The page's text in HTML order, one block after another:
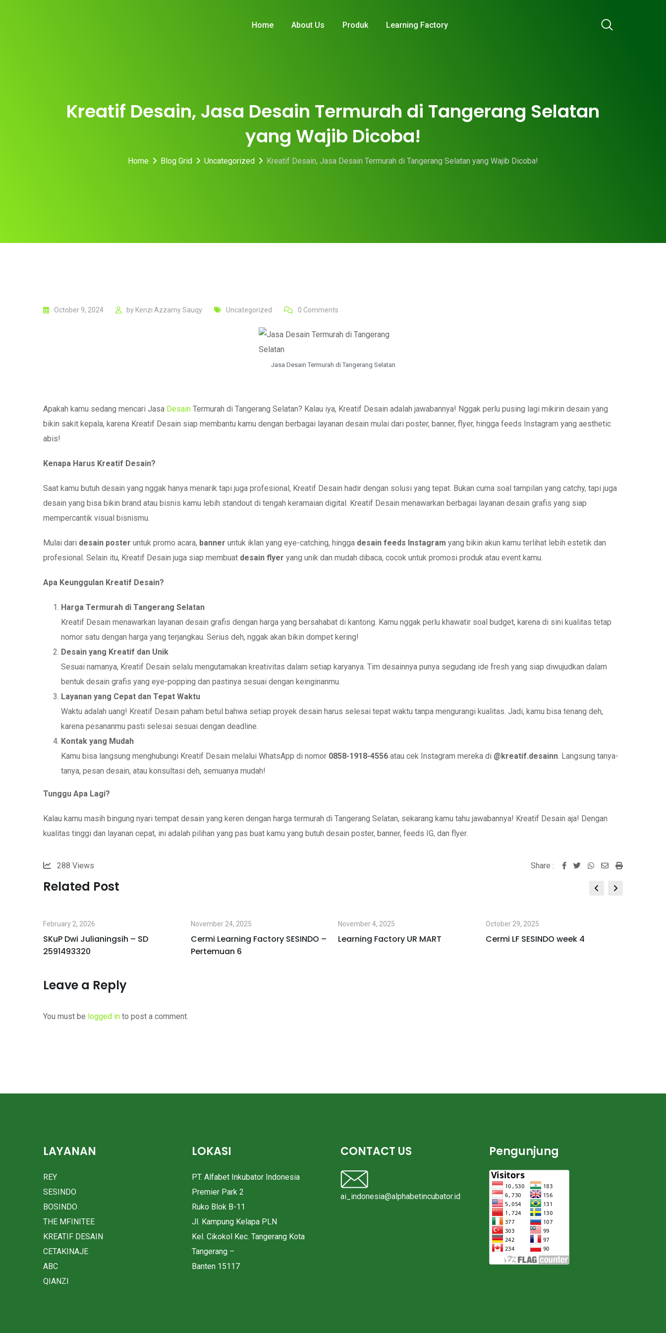
Home About Us Produk Learning Factory
Kreatif Desain, Jasa Desain Termurah di Tangerang Selatan
yang Wajib Dicoba!
Home Blog Grid Uncategorized Kreatif Desain, Jasa Desain Termurah di Tangerang Selatan yang Wajib Dicoba!
October 9, 2024 by Kenzi Azzamy Sauqy Uncategorized 0 Comments
Jasa Desain Termurah di Tangerang Selatan
Apakah kamu sedang mencari Jasa Desain Termurah di Tangerang Selatan? Kalau iya, Kreatif Desain adalah jawabannya! Nggak perlu pusing lagi mikirin desain yang
bikin sakit kepala, karena Kreatif Desain siap membantu kamu dengan berbagai layanan desain mulai dari poster, banner, flyer, hingga feeds Instagram yang aesthetic
abis!
Kenapa Harus Kreatif Desain?
Saat kamu butuh desain yang nggak hanya menarik tapi juga profesional, Kreatif Desain hadir dengan solusi yang tepat. Bukan cuma soal tampilan yang catchy, tapi juga
desain yang bisa bikin brand atau bisnis kamu lebih standout di tengah keramaian digital. Kreatif Desain menawarkan berbagai layanan desain grafis yang siap
mempercantik visual bisnismu.
Mulai dari desain poster untuk promo acara, banner untuk iklan yang eye-catching, hingga desain feeds Instagram yang bikin akun kamu terlihat lebih estetik dan
profesional. Selain itu, Kreatif Desain juga siap membuat desain flyer yang unik dan mudah dibaca, cocok untuk promosi produk atau event kamu.
Apa Keunggulan Kreatif Desain?
Harga Termurah di Tangerang Selatan
Kreatif Desain menawarkan layanan desain grafis dengan harga yang bersahabat di kantong. Kamu nggak perlu khawatir soal budget, karena di sini kualitas tetap
nomor satu dengan harga yang terjangkau. Serius deh, nggak akan bikin dompet kering!
Desain yang Kreatif dan Unik
Sesuai namanya, Kreatif Desain selalu mengutamakan kreativitas dalam setiap karyanya. Tim desainnya punya segudang ide fresh yang siap diwujudkan dalam
bentuk desain grafis yang eye-popping dan pastinya sesuai dengan keinginanmu.
Layanan yang Cepat dan Tepat Waktu
Waktu adalah uang! Kreatif Desain paham betul bahwa setiap proyek desain harus selesai tepat waktu tanpa mengurangi kualitas. Jadi, kamu bisa tenang deh,
karena pesananmu pasti selesai sesuai dengan deadline.
Kontak yang Mudah
Kamu bisa langsung menghubungi Kreatif Desain melalui WhatsApp di nomor 0858-1918-4556 atau cek Instagram mereka di @kreatif.desainn . Langsung tanya-
tanya, pesan desain, atau konsultasi deh, semuanya mudah!
Tunggu Apa Lagi?
Kalau kamu masih bingung nyari tempat desain yang keren dengan harga termurah di Tangerang Selatan, sekarang kamu tahu jawabannya! Kreatif Desain aja! Dengan
kualitas tinggi dan layanan cepat, ini adalah pilihan yang pas buat kamu yang butuh desain poster, banner, feeds IG, dan flyer.
288 Views Share : Whatsapp
SharePrint
Related Post
February 2, 2026
SKuP Dwi Julianingsih – SD
2591493320
November 24, 2025
Cermi Learning Factory SESINDO –
Pertemuan 6
November 4, 2025
Learning Factory UR MART
October 29, 2025
Cermi LF SESINDO week 4
Leave a Reply
You must be logged in to post a comment.
LAYANAN
REY
SESINDO
BOSINDO
THE MFINITEE
KREATIF DESAIN
CETAKINAJE
ABC
QIANZI
LOKASI
PT. Alfabet Inkubator Indonesia
Premier Park 2
Ruko Blok B-11
Jl. Kampung Kelapa PLN
Kel. Cikokol Kec. Tangerang Kota
Tangerang –
Banten 15117
CONTACT US
ai_indonesia@alphabetincubator.id
Pengunjung